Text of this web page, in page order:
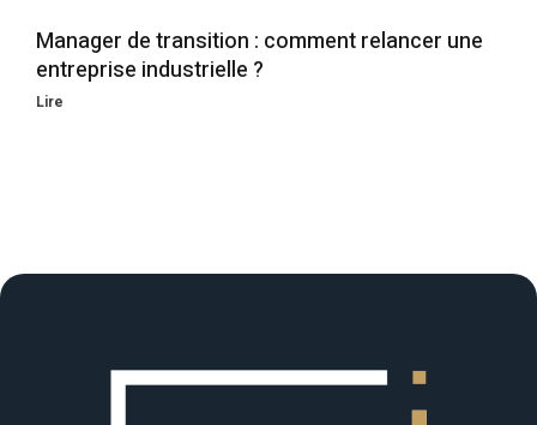
Manager de transition : comment relancer une
entreprise industrielle ?
Lire